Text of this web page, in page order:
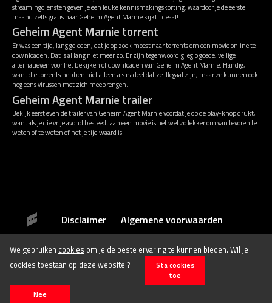
streamingdiensten geven je een leuke kennismakingskorting, waardoor je de eerste
maand zelfs gratis naar Geheim Agent Marnie kijkt. Ideaal!
Geheim Agent Marnie torrent
Er was een tijd, lang geleden, dat je op zoek moest naar torrents om een movie online te
downloaden. Dat is al lang niet meer zo. Er zijn tegenwoordig legio goede, veilige
alternatieven voor het bekijken of downloaden van Geheim Agent Marnie. Handig,
want die torrents hebben niet alleen als nadeel dat ze illegaal zijn, maar ze kunnen ook
nog eens virussen met zich meebrengen.
Geheim Agent Marnie trailer
Bekijk eerst even de trailer van Geheim Agent Marnie voordat je op de play-knop drukt,
want als je die vrije avond besteedt aan een movie is het wel zo lekker om van tevoren te
weten of te weten of het je tijd waard is.
We gebruiken cookies om je de beste ervaring te kunnen bieden. Wil je
cookies toestaan op deze website ?
Sta cookies
toe
Nee
Disclaimer Algemene voorwaarden
© 2026 Stichting Film.nl All rights reserved.